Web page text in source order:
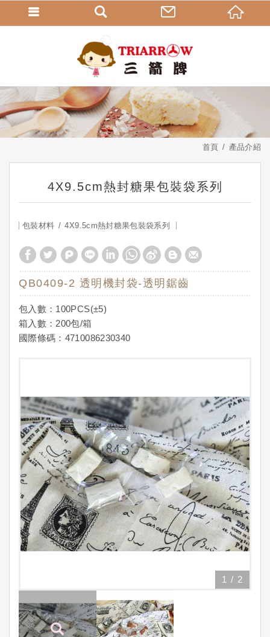
首頁 產品介紹
4X9.5cm熱封糖果包裝袋系列
包裝材料 4X9.5cm熱封糖果包裝袋系列
QB0409-2 透明機封袋-透明鋸齒
包入數：100PCS(±5)
箱入數：200包/箱
國際條碼：4710086230340
1 / 2